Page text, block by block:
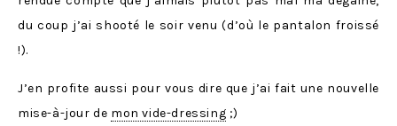
du coup j’ai shooté le soir venu (d’où le pantalon froissé
!).
J’en profite aussi pour vous dire que j’ai fait une nouvelle
mise-à-jour de mon vide-dressing ;)